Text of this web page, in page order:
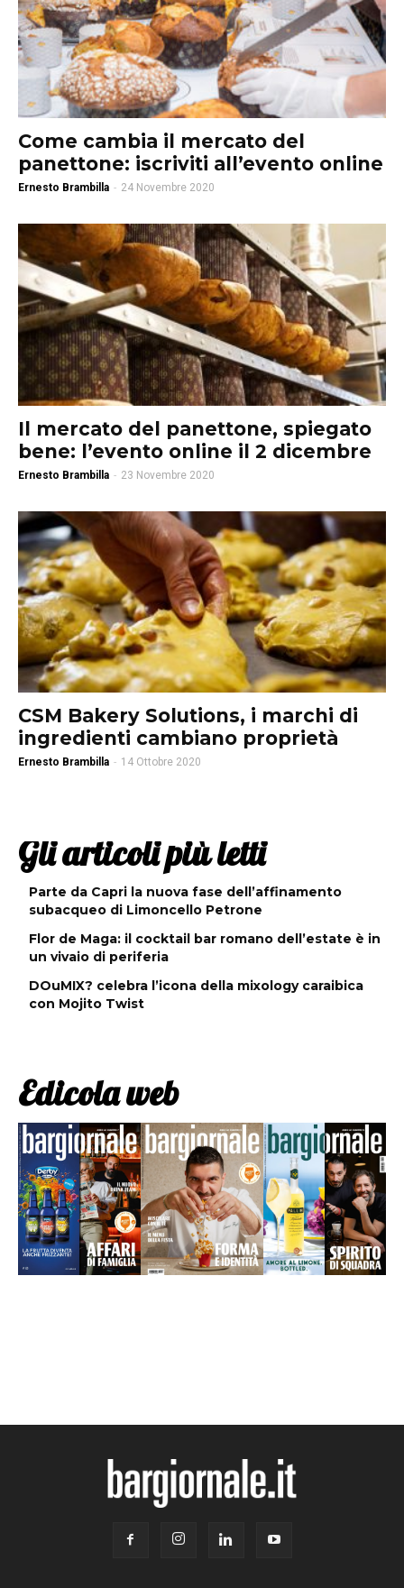
Come cambia il mercato del
panettone: iscriviti all’evento online
Ernesto Brambilla - 24 Novembre 2020
Il mercato del panettone, spiegato
bene: l’evento online il 2 dicembre
Ernesto Brambilla - 23 Novembre 2020
CSM Bakery Solutions, i marchi di
ingredienti cambiano proprietà
Ernesto Brambilla - 14 Ottobre 2020
Gli articoli più letti
Parte da Capri la nuova fase dell’affinamento
subacqueo di Limoncello Petrone
Flor de Maga: il cocktail bar romano dell’estate è in
un vivaio di periferia
DOuMIX? celebra l’icona della mixology caraibica
con Mojito Twist
Edicola web